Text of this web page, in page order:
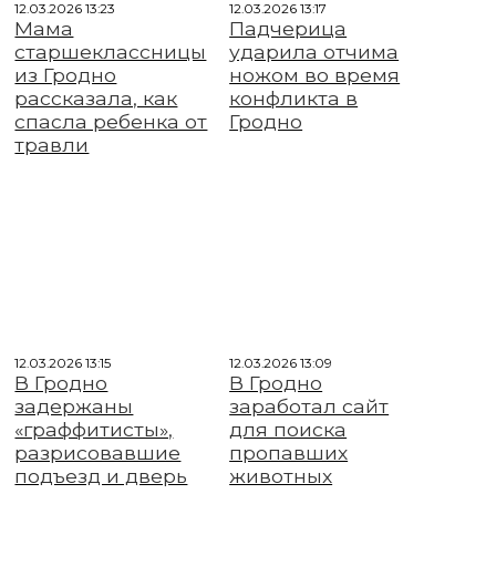
12.03.2026 13:23
Мама
старшеклассницы
из Гродно
рассказала, как
спасла ребенка от
травли
12.03.2026 13:17
Падчерица
ударила отчима
ножом во время
конфликта в
Гродно
12.03.2026 13:15
В Гродно
задержаны
«граффитисты»,
разрисовавшие
подъезд и дверь
12.03.2026 13:09
В Гродно
заработал сайт
для поиска
пропавших
животных